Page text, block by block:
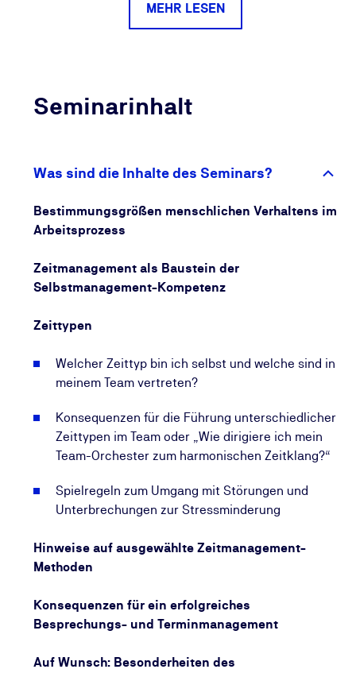
angemessen ist. Genau hier setzt das Seminar zum
Auswirkung dies auf Ihre Mitarbeitenden hat.
eigenen Umgang mit Zeit, Entscheidungsfindung und
Selbstreflexion erkennen Sie, wie Ihr
Führungsverhalten auf andere (z. B. Mitarbeitende,
Alternativen für den Umgang mit Besprechungen,
Terminsetzungen und die Delegation von Aufgaben.
Sie reflektieren aber auch das Zeitbedürfnis Ihrer
welche Zeittypen vorherrschend sind. Mit diesem
Wissen können Sie Ihre Führungsaufgaben
es Ihnen, Zeitmanagement, Prozesse, Organisation
und Kommunikation in der Zusammenarbeit zu
optimieren.
Unsere Seminare sind auf kleine Gruppen ausgelegt
und persönliches Lernen zu ermöglichen. In
begründeten Fällen kann die Teilnehmerzahl
Zusätzlichzu Ihrem gebuchten Seminar erhalten
und Führungskräfteaus unserer KI-Soft-Skill-
MEHR LESEN
Seminarinhalt
Was sind die Inhalte des Seminars?
Bestimmungsgrößen menschlichen Verhaltens im
Arbeitsprozess
Zeitmanagement als Baustein der
Selbstmanagement-Kompetenz
Zeittypen
Welcher Zeittyp bin ich selbst und welche sind in
meinem Team vertreten?
Konsequenzen für die Führung unterschiedlicher
Zeittypen im Team oder „Wie dirigiere ich mein
Team-Orchester zum harmonischen Zeitklang?“
Spielregeln zum Umgang mit Störungen und
Unterbrechungen zur Stressminderung
Hinweise auf ausgewählte Zeitmanagement-
Methoden
Konsequenzen für ein erfolgreiches
Besprechungs- und Terminmanagement
Auf Wunsch: Besonderheiten des